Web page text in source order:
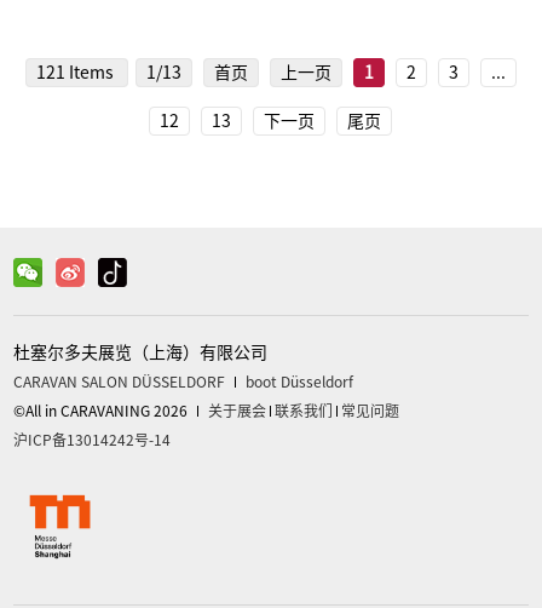
家都想要一台真正适合自己的房车！
121 Items 1/13 首页 上一页 1 2 3
12 13 下一页 尾页
杜塞尔多夫展览（上海）有限公司
CARAVAN SALON DÜSSELDORF
boot Düsseldorf
©All in CARAVANING 2026
关于展会 联系我们
常见问题
沪ICP备13014242号-14